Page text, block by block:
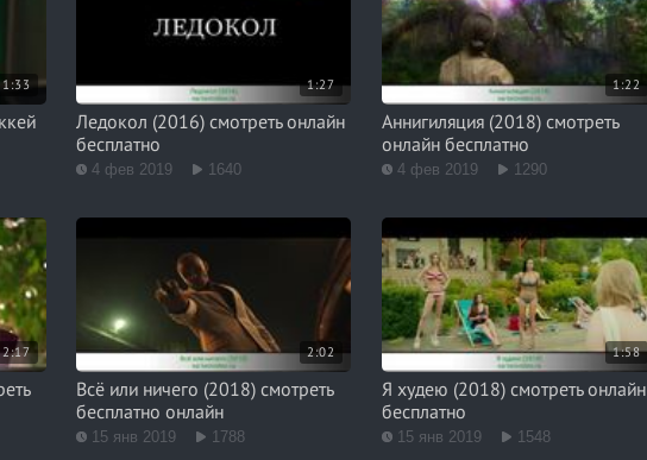
1:33 1:27
Ледокол (2016) смотреть онлайн
бесплатно
4 фев 2019 1640
1:22
Аннигиляция (2018) смотреть
онлайн бесплатно
4 фев 2019 1290
2:17 2:02
Всё или ничего (2018) смотреть
бесплатно онлайн
15 янв 2019 1788
1:58
Я худею (2018) смотреть онлайн
бесплатно
15 янв 2019 1548